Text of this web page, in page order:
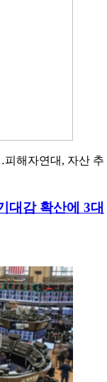
해자연대, 자산 추
대감 확산에 3대